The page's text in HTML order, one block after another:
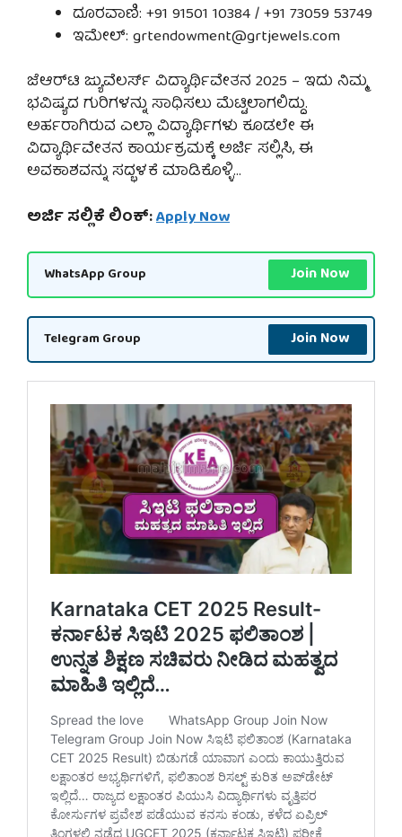
ದೂರವಾಣಿ: +91 91501 10384 / +91 73059 53749
ಇಮೇಲ್: grtendowment@grtjewels.com
ಜೆಆರ್‌ಟಿ ಜ್ಯುವೆಲರ್ಸ್ ವಿದ್ಯಾರ್ಥಿವೇತನ 2025 – ಇದು ನಿಮ್ಮ
ಭವಿಷ್ಯದ ಗುರಿಗಳನ್ನು ಸಾಧಿಸಲು ಮೆಟ್ಟಿಲಾಗಲಿದ್ದು.
ಅರ್ಹರಾಗಿರುವ ಎಲ್ಲಾ ವಿದ್ಯಾರ್ಥಿಗಳು ಕೂಡಲೇ ಈ
ವಿದ್ಯಾರ್ಥಿವೇತನ ಕಾರ್ಯಕ್ರಮಕ್ಕೆ ಅರ್ಜಿ ಸಲ್ಲಿಸಿ, ಈ
ಅವಕಾಶವನ್ನು ಸದ್ಭಳಕೆ ಮಾಡಿಕೊಳ್ಳಿ…
ಅರ್ಜಿ ಸಲ್ಲಿಕೆ ಲಿಂಕ್:Apply Now
WhatsApp Group Join Now
Telegram Group Join Now